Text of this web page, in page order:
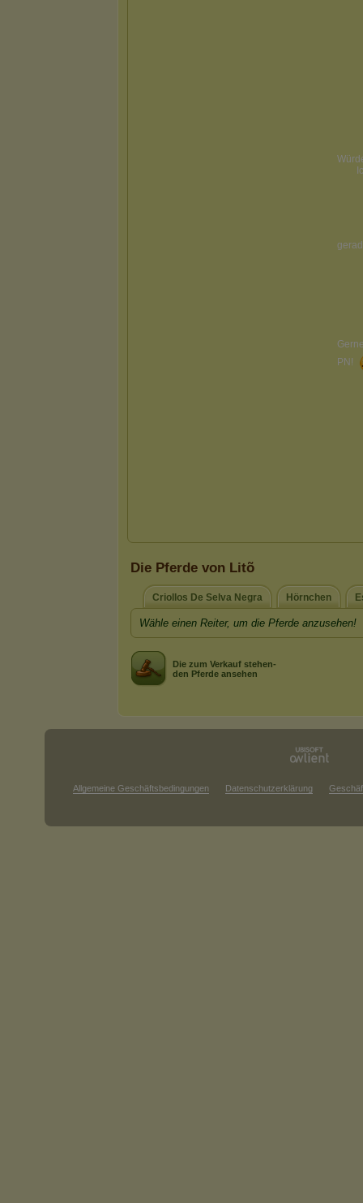
Die Pferde von Litõ
Criollos De Selva Negra Hörnchen
Wähle einen Reiter, um die Pferde anzusehen!
Die zum Verkauf stehen-
den Pferde ansehen
Allgemeine Geschäftsbedingungen Datenschutzerklärung